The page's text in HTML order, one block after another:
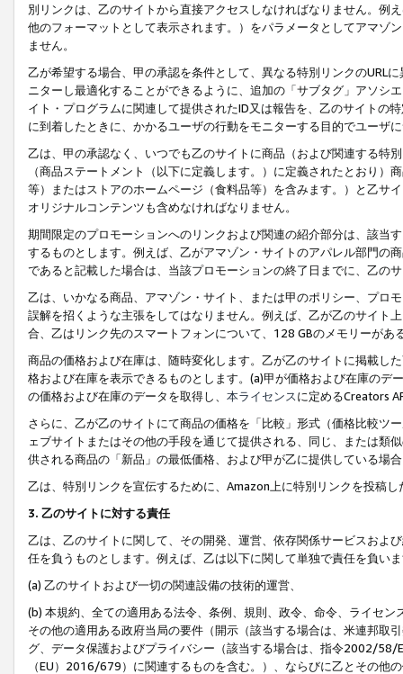
別リンクは、乙のサイトから直接アクセスしなければなりません。例
他のフォーマットとして表示されます。）をパラメータとしてアマゾ
ません。
乙が希望する場合、甲の承認を条件として、異なる特別リンクのURL
ニターし最適化することができるように、追加の「サブタグ」アソシ
イト・プログラムに関連して提供されたID又は報告を、乙のサイトの
に到着したときに、かかるユーザの行動をモニターする目的でユーザ
乙は、甲の承認なく、いつでも乙のサイトに商品（および関連する特
（商品ステートメント（以下に定義します。）に定義されたとおり
等）またはストアのホームページ（食料品等）を含みます。）と乙サ
オリジナルコンテンツも含めなければなりません。
期間限定のプロモーションへのリンクおよび関連の紹介部分は、該当
するものとします。例えば、乙がアマゾン・サイトのアパレル部門の
であると記載した場合は、当該プロモーションの終了日までに、乙の
乙は、いかなる商品、アマゾン・サイト、または甲のポリシー、プロ
誤解を招くような主張をしてはなりません。例えば、乙が乙のサイト
合、乙はリンク先のスマートフォンについて、128 GBのメモリーがあ
商品の価格および在庫は、随時変化します。乙が乙のサイトに掲載し
格および在庫を表示できるものとします。(a)甲が価格および在庫の
の価格および在庫のデータを取得し、 本ライセンスに定めるCreators
さらに、乙が乙のサイトにて商品の価格を「比較」形式（価格比較ツ
ェブサイトまたはその他の手段を通じて提供される、同じ、または類
供される商品の「新品」の最低価格、および甲が乙に提供している場
乙は、特別リンクを宣伝するために、Amazon上に特別リンクを投稿
3. 乙のサイトに対する責任
乙は、乙のサイトに関して、その開発、運営、依存関係サービスおよ
任を負うものとします。例えば、乙は以下に関して単独で責任を負い
(a) 乙のサイトおよび一切の関連設備の技術的運営、
(b) 本規約、全ての適用ある法令、条例、規則、政令、命令、ライセ
その他の適用ある政府当局の要件（開示（該当する場合は、米連邦取
グ、データ保護およびプライバシー（該当する場合は、指令2002/58/
（EU）2016/679）に関連するものを含む。）、ならびに乙とその他